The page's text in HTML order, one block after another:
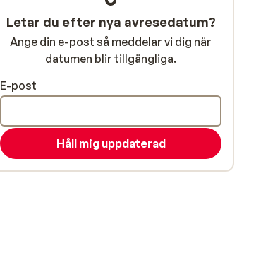
Letar du efter nya avresedatum?
Ange din e-post så meddelar vi dig när
datumen blir tillgängliga.
E-post
Håll mig uppdaterad